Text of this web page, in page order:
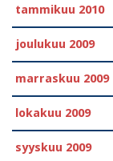
tammikuu 2010
joulukuu 2009
marraskuu 2009
lokakuu 2009
syyskuu 2009